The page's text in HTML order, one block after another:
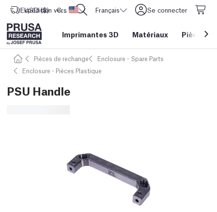
Expédition vers Etats-Unis d'Amérique
USD ($) CORE One L: Maintenant en stock ! Français Se connecter
Imprimantes 3D Matériaux Pièces&
Pièces de rechange
Enclosure - Spare Parts
Enclosure - Pièces Plastique
PSU Handle